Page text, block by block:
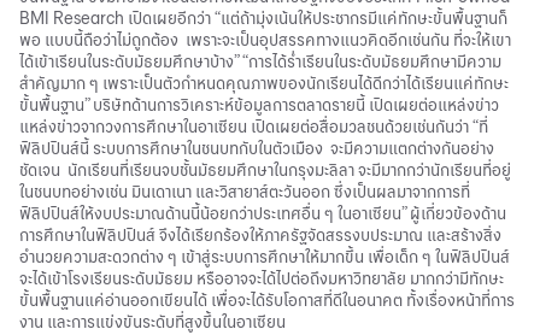
BMI Research เปิดเผยอีกว่า “แต่ถ้ามุ่งเน้นให้ประชากรมีแค่ทักษะขั้นพื้นฐานก็
พอ แบบนี้ถือว่าไม่ถูกต้อง เพราะจะเป็นอุปสรรคทางแนวคิดอีกเช่นกัน ที่จะให้เขา
ได้เข้าเรียนในระดับมัธยมศึกษาบ้าง” “การได้ร่ำเรียนในระดับมัธยมศึกษามีความ
สำคัญมาก ๆ เพราะเป็นตัวกำหนดคุณภาพของนักเรียนได้ดีกว่าได้เรียนแค่ทักษะ
ขั้นพื้นฐาน” บริษัทด้านการวิเคราะห์ข้อมูลการตลาดรายนี้ เปิดเผยต่อแหล่งข่าว
แหล่งข่าวจากวงการศึกษาในอาเซียน เปิดเผยต่อสื่อมวลชนด้วยเช่นกันว่า “ที่
ฟิลิปปินส์นี้ ระบบการศึกษาในชนบทกับในตัวเมือง จะมีความแตกต่างกันอย่าง
ชัดเจน นักเรียนที่เรียนจบชั้นมัธยมศึกษาในกรุงมะลิลา จะมีมากกว่านักเรียนที่อยู่
ในชนบทอย่างเช่น มินเดาเนา และวิสายาส์ตะวันออก ซึ่งเป็นผลมาจากการที่
ฟิลิปปินส์ให้งบประมาณด้านนี้น้อยกว่าประเทศอื่น ๆ ในอาเซียน” ผู้เกี่ยวข้องด้าน
การศึกษาในฟิลิปปินส์ จึงได้เรียกร้องให้ภาครัฐจัดสรรงบประมาณ และสร้างสิ่ง
อำนวยความสะดวกต่าง ๆ เข้าสู่ระบบการศึกษาให้มากขึ้น เพื่อเด็ก ๆ ในฟิลิปปินส์
จะได้เข้าโรงเรียนระดับมัธยม หรืออาจจะได้ไปต่อถึงมหาวิทยาลัย มากกว่ามีทักษะ
ขั้นพื้นฐานแค่อ่านออกเขียนได้ เพื่อจะได้รับโอกาสที่ดีในอนาคต ทั้งเรื่องหน้าที่การ
งาน และการแข่งขันระดับที่สูงขึ้นในอาเซียน